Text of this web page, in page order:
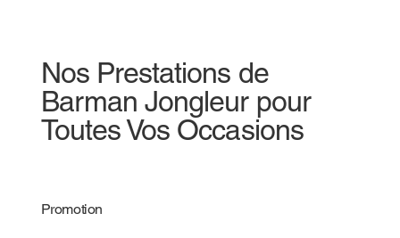
Nos Prestations de
Barman Jongleur pour
Toutes Vos Occasions
Promotion